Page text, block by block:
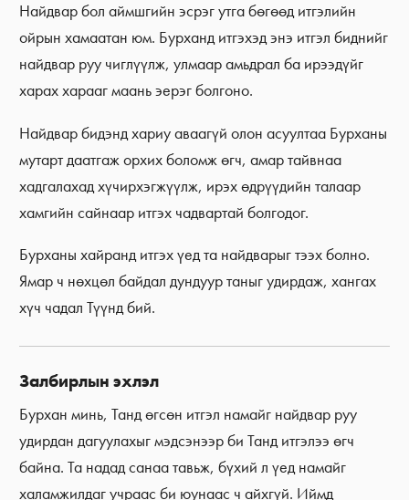
Найдвар бол аймшгийн эсрэг утга бөгөөд итгэлийн
ойрын хамаатан юм. Бурханд итгэхэд энэ итгэл биднийг
найдвар руу чиглүүлж, улмаар амьдрал ба ирээдүйг
харах харааг маань эерэг болгоно.
Найдвар бидэнд хариу аваагүй олон асуултаа Бурханы
мутарт даатгаж орхих боломж өгч, амар тайвнаа
хадгалахад хүчирхэгжүүлж, ирэх өдрүүдийн талаар
хамгийн сайнаар итгэх чадвартай болгодог.
Бурханы хайранд итгэх үед та найдварыг тээх болно.
Ямар ч нөхцөл байдал дундуур таныг удирдаж, хангах
хүч чадал Түүнд бий.
Залбирлын эхлэл
Бурхан минь, Танд өгсөн итгэл намайг найдвар руу
удирдан дагуулахыг мэдсэнээр би Танд итгэлээ өгч
байна. Та надад санаа тавьж, бүхий л үед намайг
халамжилдаг учраас би юунаас ч айхгүй. Иймд